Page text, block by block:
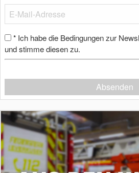
* Ich habe die Bedingungen zur
und stimme diesen zu.
Absenden